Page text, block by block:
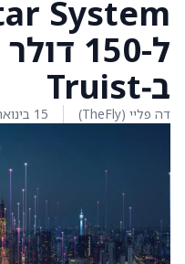
ב‑Truist
דה פליי (TheFly) 15 בינואר 2026